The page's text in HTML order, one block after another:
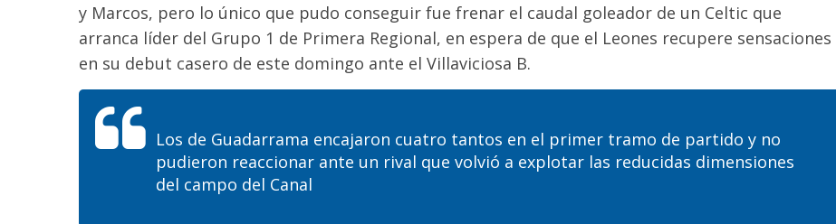
y Marcos, pero lo único que pudo conseguir fue frenar el caudal goleador de un Celtic que
arranca líder del Grupo 1 de Primera Regional, en espera de que el Leones recupere sensaciones
en su debut casero de este domingo ante el Villaviciosa B.
Los de Guadarrama encajaron cuatro tantos en el primer tramo de partido y no
pudieron reaccionar ante un rival que volvió a explotar las reducidas dimensiones
del campo del Canal